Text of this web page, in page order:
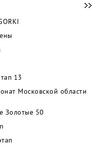
13
Московской области
Золотые 50